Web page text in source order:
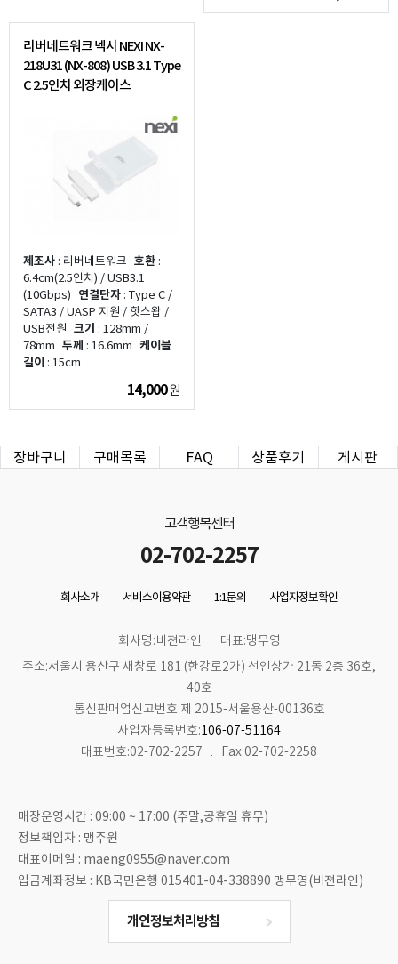
리버네트워크 넥시 NEXI NX-
218U31 (NX-808) USB 3.1 Type
C 2.5인치 외장케이스
제조사 : 리버네트워크 호환 :
6.4cm(2.5인치) / USB3.1
(10Gbps) 연결단자 : Type C /
SATA3 / UASP 지원 / 핫스왑 /
USB전원 크기 : 128mm /
78mm 두께 : 16.6mm 케이블
길이 : 15cm
14,000원
장바구니 구매목록 FAQ 상품후기 게시판
고객행복센터
02-702-2257
회사소개 서비스이용약관 1:1문의 사업자정보확인
회사명:비젼라인
대표:맹무영
주소:서울시 용산구 새창로 181 (한강로2가) 선인상가 21동 2층 36호,
40호
통신판매업신고번호:제 2015-서울용산-00136호
사업자등록번호:106-07-51164
대표번호:02-702-2257
Fax:02-702-2258
매장운영시간 : 09:00 ~ 17:00 (주말,공휴일 휴무)
정보책임자 : 맹주원
대표이메일 : maeng0955@naver.com
입금계좌정보 : KB국민은행 015401-04-338890 맹무영(비젼라인)
개인정보처리방침